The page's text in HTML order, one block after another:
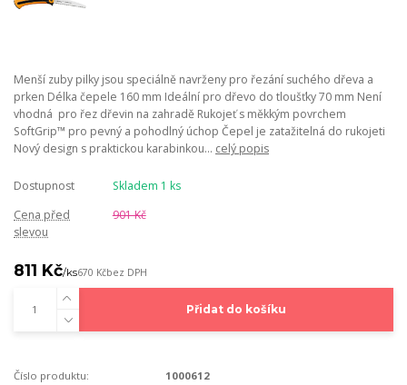
Menší zuby pilky jsou speciálně navrženy pro řezání suchého dřeva a
prken Délka čepele 160 mm Ideální pro dřevo do tloušťky 70 mm Není
vhodná pro řez dřevin na zahradě Rukojeť s měkkým povrchem
SoftGrip™ pro pevný a pohodlný úchop Čepel je zatažitelná do rukojeti
Nový design s praktickou karabinkou... celý popis
Dostupnost
Skladem 1 ks
Cena před
slevou
901 Kč
811 Kč/ks670 Kčbez DPH
Přidat do košíku
Číslo produktu:
1000612